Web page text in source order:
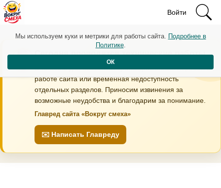
Войти
Сегодня проводятся технические работы
В течение дня возможны кратковременные перебои в
работе сайта или временная недоступность
отдельных разделов. Приносим извинения за
возможные неудобства и благодарим за понимание.
Главред сайта «Вокруг смеха»
✉️ Написать Главреду
Мы используем куки и метрики для работы сайта. Подробнее в
Политике.
ОК